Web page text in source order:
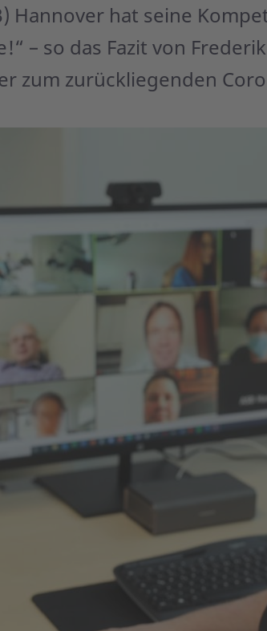
Hannover hat seine
– so das Fazit von
zum zurückliegenden